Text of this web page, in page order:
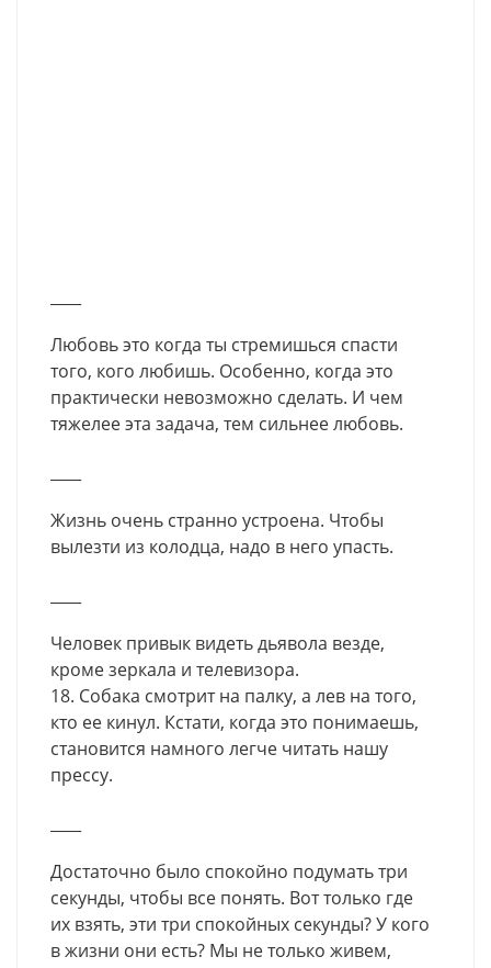
Любовь это когда ты стремишься спасти
того, кого любишь. Особенно, когда это
практически невозможно сделать. И чем
тяжелее эта задача, тем сильнее любовь.
Жизнь очень странно устроена. Чтобы
вылезти из колодца, надо в него упасть.
Человек привык видеть дьявола везде,
кроме зеркала и телевизора.
18. Собака смотрит на палку, а лев на того,
кто ее кинул. Кстати, когда это понимаешь,
становится намного легче читать нашу
прессу.
Достаточно было спокойно подумать три
секунды, чтобы все понять. Вот только где
их взять, эти три спокойных секунды? У кого
в жизни они есть? Мы не только живем,